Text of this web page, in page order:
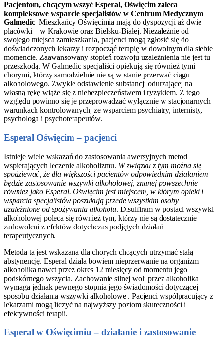
Pacjentom, chcącym wszyć Esperal, Oświęcim zaleca
kompleksowe wsparcie specjalistów w Centrum Medycznym
Galmedic. Mieszkańcy Oświęcimia mają do dyspozycji aż dwie
placówki – w Krakowie oraz Bielsku-Białej. Niezależnie od
swojego miejsca zamieszkania, pacjenci mogą zgłosić się do
doświadczonych lekarzy i rozpocząć terapię w dowolnym dla siebie
momencie. Zaawansowany stopień rozwoju uzależnienia nie jest tu
przeszkodą. W Galmedic specjaliści opiekują się również tymi
chorymi, którzy samodzielnie nie są w stanie przerwać ciągu
alkoholowego. Zwykle odstawienie substancji odurzającej na
własną rękę wiąże się z niebezpieczeństwem i ryzykiem. Z tego
względu powinno się je przeprowadzać wyłącznie w stacjonarnych
warunkach kontrolowanych, ze wsparciem psychiatry, internisty,
psychologa i psychoterapeutów.
Esperal Oświęcim – pacjenci
Istnieje wiele wskazań do zastosowania awersyjnych metod
wspierających leczenie alkoholizmu. W związku z tym można się
spodziewać, że dla większości pacjentów odpowiednim działaniem
będzie zastosowanie wszywki alkoholowej, znanej powszechnie
również jako Esperal. Oświęcim jest miejscem, w którym opieki i
wsparcia specjalistów poszukują przede wszystkim osoby
uzależnione od spożywania alkoholu. Disulfiram w postaci wszywki
alkoholowej poleca się również tym, którzy nie są dostatecznie
zadowoleni z efektów dotychczas podjętych działań
terapeutycznych.
Metoda ta jest wskazana dla chorych chcących utrzymać stałą
abstynencję. Esperal działa bowiem nieprzerwanie na organizm
alkoholika nawet przez okres 12 miesięcy od momentu jego
podskórnego wszycia. Zachowanie silnej woli przez alkoholika
wymaga jednak pewnego stopnia jego świadomości dotyczącej
sposobu działania wszywki alkoholowej. Pacjenci współpracujący z
lekarzami mogą liczyć na najwyższy poziom skuteczności i
efektywności terapii.
Esperal w Oświęcimiu – działanie i zastosowanie